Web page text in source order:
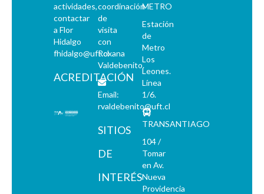
actividades,
contactar
a Flor
Hidalgo
fhidalgo@uft.cl
ACREDITACIÓN
coordinación
de
visita
con
Roxana
Valdebenito.
Email:
rvaldebenito@uft.cl
SITIOS
DE
INTERÉS
METRO
Estación
de
Metro
Los
Leones.
Línea
1/6.
TRANSANTIAGO
104 /
Tomar
en Av.
Nueva
Providencia